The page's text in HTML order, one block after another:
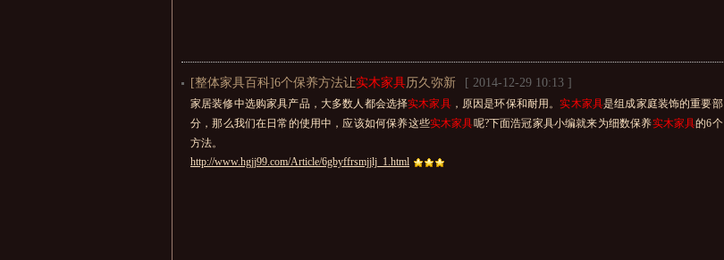
[整体家具百科]6个保养方法让实木家具历久弥新 [ 2014-12-29 10:13 ]
家居装修中选购家具产品，大多数人都会选择实木家具，原因是环保和耐用。实木家具是组成家庭装饰的重要部
分，那么我们在日常的使用中，应该如何保养这些实木家具呢?下面浩冠家具小编就来为细数保养实木家具的6个
方法。
http://www.hgjj99.com/Article/6gbyffrsmjjlj_1.html